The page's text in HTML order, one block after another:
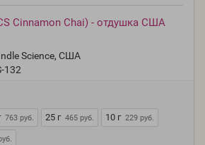
Cinnamon Chai) - отдушка США
Science, США
132
763 руб. 25 г 465 руб. 10 г 229 руб.